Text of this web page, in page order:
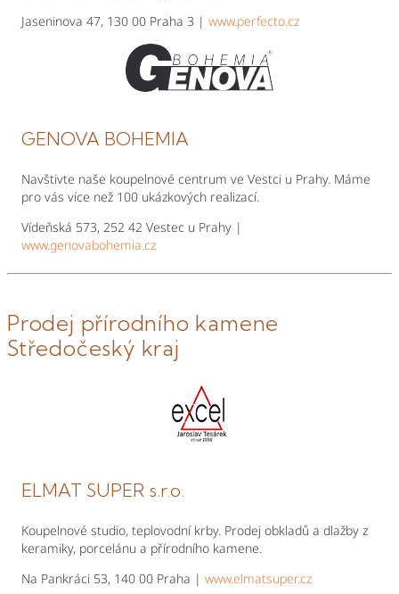
Jaseninova 47, 130 00 Praha 3 | www.perfecto.cz​
GENOVA BOHEMIA
Navštivte naše koupelnové centrum ve Vestci u Prahy. Máme
pro vás více než 100 ukázkových realizací.
Vídeňská 573, 252 42 Vestec u Prahy |
www.genovabohemia.cz
Prodej přírodního kamene
Středočeský kraj
ELMAT SUPER s.r.o.
Koupelnové studio, teplovodní krby. Prodej obkladů a dlažby z
keramiky, porcelánu a přírodního kamene.
Na Pankráci 53, 140 00 Praha | www.elmatsuper.cz